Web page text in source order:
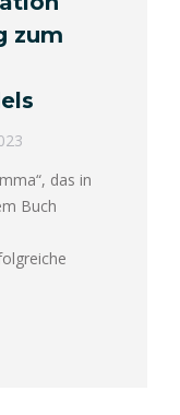
zum
das in
Buch